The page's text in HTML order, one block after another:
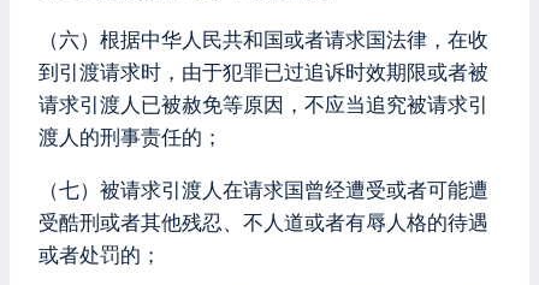
（六）根据中华人民共和国或者请求国法律，在收
到引渡请求时，由于犯罪已过追诉时效期限或者被
请求引渡人已被赦免等原因，不应当追究被请求引
渡人的刑事责任的；
（七）被请求引渡人在请求国曾经遭受或者可能遭
受酷刑或者其他残忍、不人道或者有辱人格的待遇
或者处罚的；